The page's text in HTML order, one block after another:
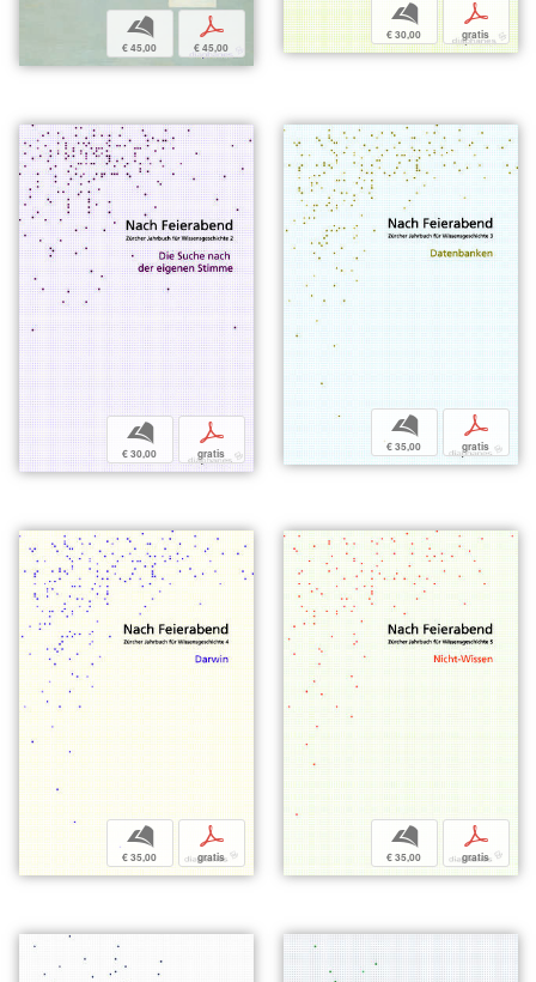
b
€ 45,00
p
€ 45,00
b
€ 30,00
p
gratis
b
€ 30,00
p
gratis
b
€ 35,00
p
gratis
b
€ 35,00
p
gratis
b
€ 35,00
p
gratis